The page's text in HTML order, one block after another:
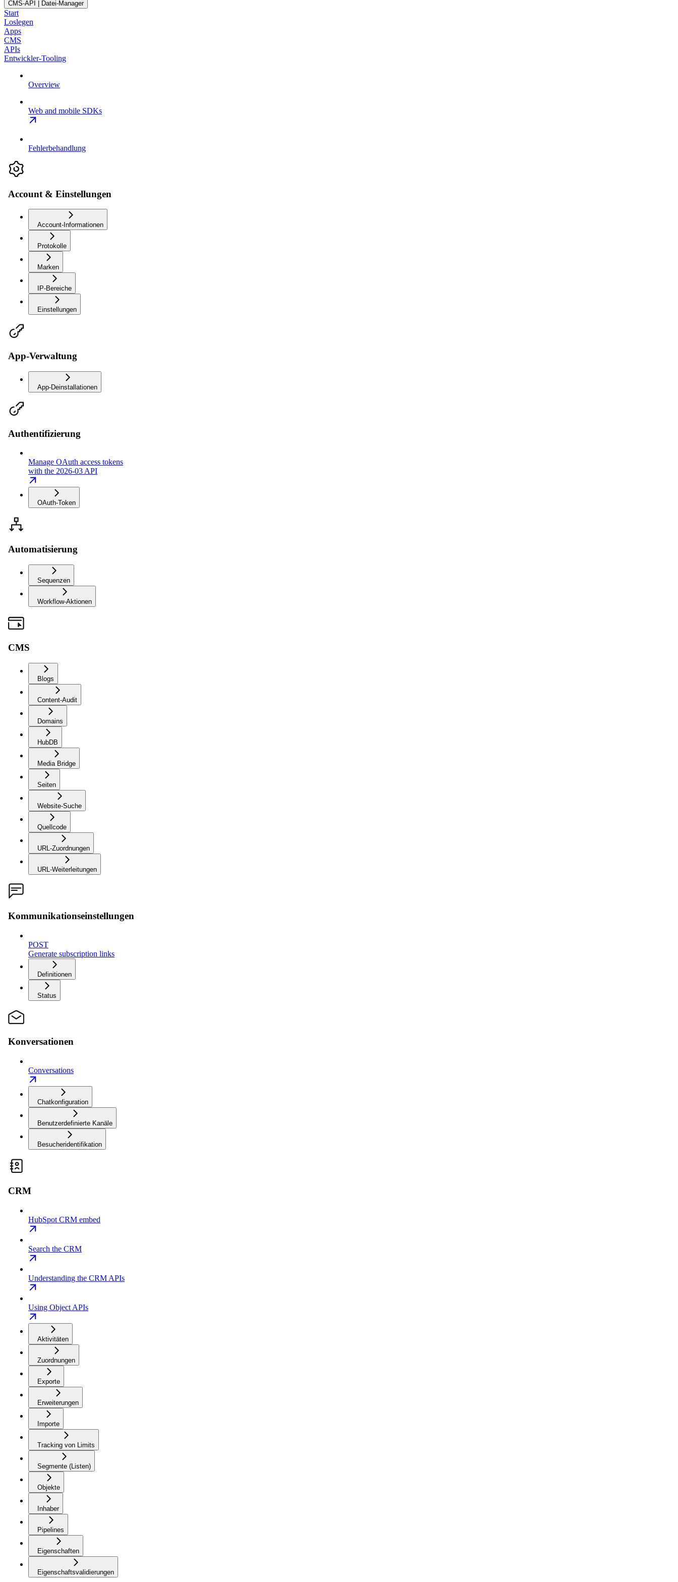
CMS-API | Datei-Manager
Start
Loslegen
Apps
CMS
APIs
Entwickler-Tooling
Overview
Web and mobile SDKs
Fehlerbehandlung
Account & Einstellungen
Account-Informationen
Protokolle
Marken
IP-Bereiche
Einstellungen
App-Verwaltung
App-Deinstallationen
Authentifizierung
Manage OAuth access tokens
with the 2026-03 API
OAuth-Token
Automatisierung
Sequenzen
Workflow-Aktionen
CMS
Blogs
Content-Audit
Domains
HubDB
Media Bridge
Seiten
Website-Suche
Quellcode
URL-Zuordnungen
URL-Weiterleitungen
Kommunikationseinstellungen
POST
Generate subscription links
Definitionen
Status
Konversationen
Conversations
Chatkonfiguration
Benutzerdefinierte Kanäle
Besucheridentifikation
CRM
HubSpot CRM embed
Search the CRM
Understanding the CRM APIs
Using Object APIs
Aktivitäten
Zuordnungen
Exporte
Erweiterungen
Importe
Tracking von Limits
Segmente (Listen)
Objekte
Inhaber
Pipelines
Eigenschaften
Eigenschaftsvalidierungen